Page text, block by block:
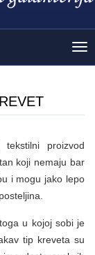
proizvod
koji nemaju bar
i mogu jako lepo
u kojoj sobi je
tip kreveta su